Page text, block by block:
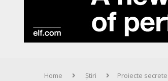
Home Știri Proiecte secrete